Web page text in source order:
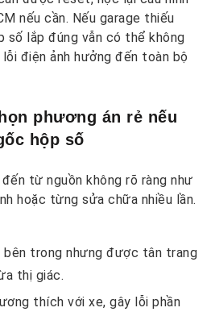
nếu cần. Nếu garage thiếu
số lắp đúng vẫn có thể không
điện ảnh hưởng đến toàn bộ
phương án rẻ nếu
hộp số
từ nguồn không rõ ràng như
hoặc từng sửa chữa nhiều lần.
bên trong nhưng được tân trang
thị giác.
thích với xe, gây lỗi phần